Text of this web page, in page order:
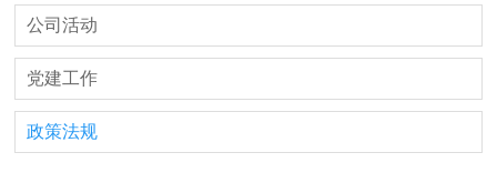
公司活动
党建工作
政策法规